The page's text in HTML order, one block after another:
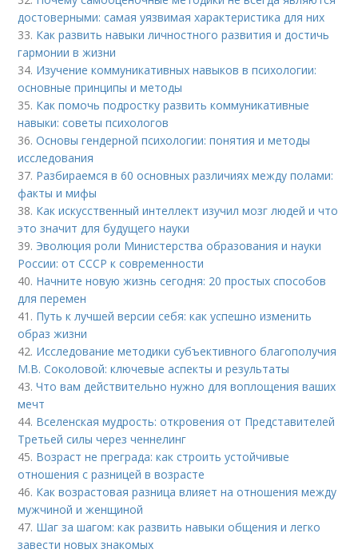
достоверными: самая уязвимая характеристика для них
33. Как развить навыки личностного развития и достичь
гармонии в жизни
34. Изучение коммуникативных навыков в психологии:
основные принципы и методы
35. Как помочь подростку развить коммуникативные
навыки: советы психологов
36.Основы гендерной психологии: понятия и методы
исследования
37. Разбираемся в 60 основных различиях между полами:
факты и мифы
38. Как искусственный интеллект изучил мозг людей и что
это значит для будущего науки
39. Эволюция роли Министерства образования и науки
России: от СССР к современности
40. Начните новую жизнь сегодня: 20 простых способов
для перемен
41. Путь к лучшей версии себя: как успешно изменить
образ жизни
42. Исследование методики субъективного благополучия
М.В. Соколовой: ключевые аспекты и результаты
43.Что вам действительно нужно для воплощения ваших
мечт
44. Вселенская мудрость: откровения от Представителей
Третьей силы через ченнелинг
45. Возраст не преграда: как строить устойчивые
отношения с разницей в возрасте
46. Как возрастовая разница влияет на отношения между
мужчиной и женщиной
47. Шаг за шагом: как развить навыки общения и легко
завести новых знакомых